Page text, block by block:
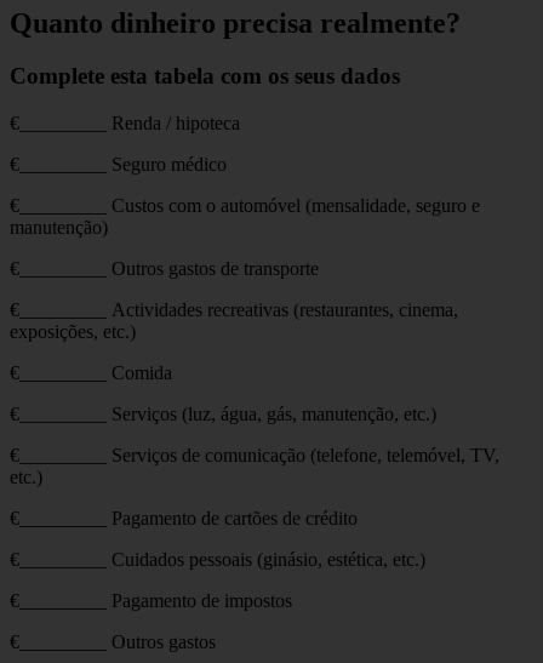
Quanto dinheiro precisa realmente?
Complete esta tabela com os seus dados
€_________ Renda / hipoteca
€_________ Seguro médico
€_________ Custos com o automóvel (mensalidade, seguro e
manutenção)
€_________ Outros gastos de transporte
€_________ Actividades recreativas (restaurantes, cinema,
exposições, etc.)
€_________ Comida
€_________ Serviços (luz, água, gás, manutenção, etc.)
€_________ Serviços de comunicação (telefone, telemóvel, TV,
etc.)
€_________ Pagamento de cartões de crédito
€_________ Cuidados pessoais (ginásio, estética, etc.)
€_________ Pagamento de impostos
€_________ Outros gastos